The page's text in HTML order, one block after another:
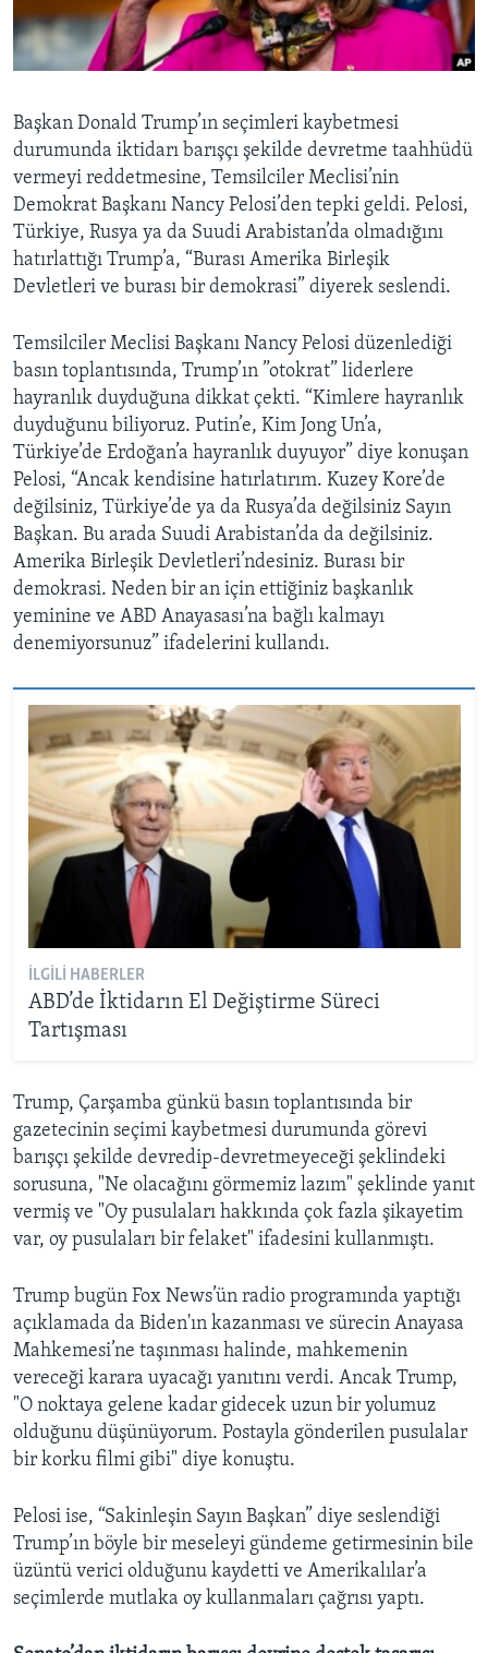
HAYATTAN
SANAT
BIZI TAKIP EDIN
Diller
Başkan Donald Trump’ın seçimleri kaybetmesi
durumunda iktidarı barışçı şekilde devretme taahhüdü
vermeyi reddetmesine, Temsilciler Meclisi’nin
Demokrat Başkanı Nancy Pelosi’den tepki geldi. Pelosi,
Türkiye, Rusya ya da Suudi Arabistan’da olmadığını
hatırlattığı Trump’a, “Burası Amerika Birleşik
Devletleri ve burası bir demokrasi” diyerek seslendi.
Temsilciler Meclisi Başkanı Nancy Pelosi düzenlediği
basın toplantısında, Trump’ın ”otokrat” liderlere
hayranlık duyduğuna dikkat çekti. “Kimlere hayranlık
duyduğunu biliyoruz. Putin’e, Kim Jong Un’a,
Türkiye’de Erdoğan’a hayranlık duyuyor” diye konuşan
Pelosi, “Ancak kendisine hatırlatırım. Kuzey Kore’de
değilsiniz, Türkiye’de ya da Rusya’da değilsiniz Sayın
Başkan. Bu arada Suudi Arabistan’da da değilsiniz.
Amerika Birleşik Devletleri’ndesiniz. Burası bir
demokrasi. Neden bir an için ettiğiniz başkanlık
yeminine ve ABD Anayasası’na bağlı kalmayı
denemiyorsunuz” ifadelerini kullandı.
İLGILI HABERLER
ABD’de İktidarın El Değiştirme Süreci
Tartışması
Trump, Çarşamba günkü basın toplantısında bir
gazetecinin seçimi kaybetmesi durumunda görevi
barışçı şekilde devredip-devretmeyeceği şeklindeki
sorusuna, "Ne olacağını görmemiz lazım" şeklinde yanıt
vermiş ve "Oy pusulaları hakkında çok fazla şikayetim
var, oy pusulaları bir felaket" ifadesini kullanmıştı.
Trump bugün Fox News’ün radio programında yaptığı
açıklamada da Biden'ın kazanması ve sürecin Anayasa
Mahkemesi’ne taşınması halinde, mahkemenin
vereceği karara uyacağı yanıtını verdi. Ancak Trump,
"O noktaya gelene kadar gidecek uzun bir yolumuz
olduğunu düşünüyorum. Postayla gönderilen pusulalar
bir korku filmi gibi" diye konuştu.
Pelosi ise, “Sakinleşin Sayın Başkan” diye seslendiği
Trump’ın böyle bir meseleyi gündeme getirmesinin bile
üzüntü verici olduğunu kaydetti ve Amerikalılar’a
seçimlerde mutlaka oy kullanmaları çağrısı yaptı.